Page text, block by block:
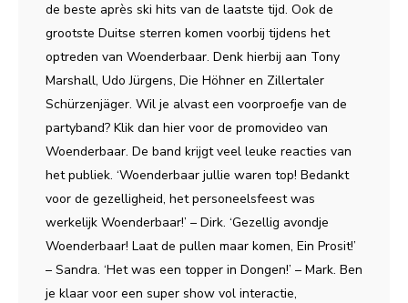
de beste après ski hits van de laatste tijd. Ook de
grootste Duitse sterren komen voorbij tijdens het
optreden van Woenderbaar. Denk hierbij aan Tony
Marshall, Udo Jürgens, Die Höhner en Zillertaler
Schürzenjäger. Wil je alvast een voorproefje van de
partyband? Klik dan hier voor de promovideo van
Woenderbaar. De band krijgt veel leuke reacties van
het publiek. ‘Woenderbaar jullie waren top! Bedankt
voor de gezelligheid, het personeelsfeest was
werkelijk Woenderbaar!’ – Dirk. ‘Gezellig avondje
Woenderbaar! Laat de pullen maar komen, Ein Prosit!’
– Sandra. ‘Het was een topper in Dongen!’ – Mark. Ben
je klaar voor een super show vol interactie,